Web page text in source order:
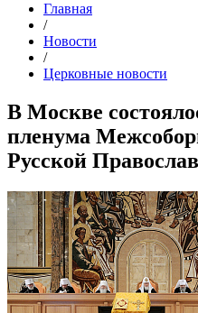
Главная
/
Новости
/
Церковные новости
В Москве
пленума
Русской